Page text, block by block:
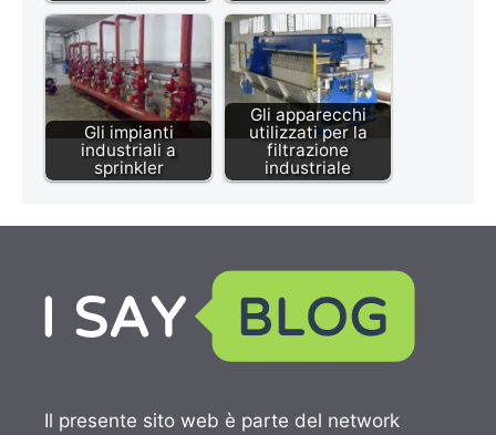
Gli impianti
industriali a
sprinkler
Gli apparecchi
utilizzati per la
filtrazione
industriale
Il presente sito web è parte del network